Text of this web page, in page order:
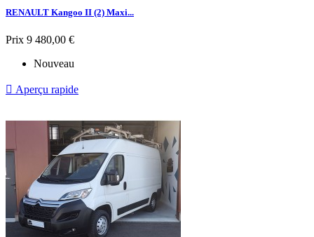
RENAULT Kangoo II (2) Maxi...
Prix 9 480,00 €
Nouveau
 Aperçu rapide